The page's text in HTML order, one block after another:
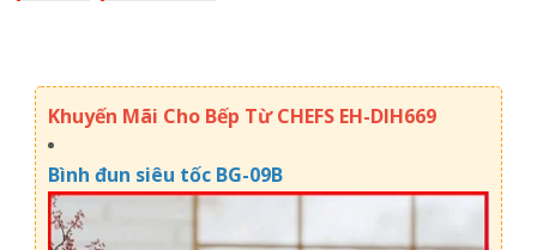
Khuyến Mãi Cho Bếp Từ CHEFS EH-DIH669
Bình đun siêu tốc BG-09B